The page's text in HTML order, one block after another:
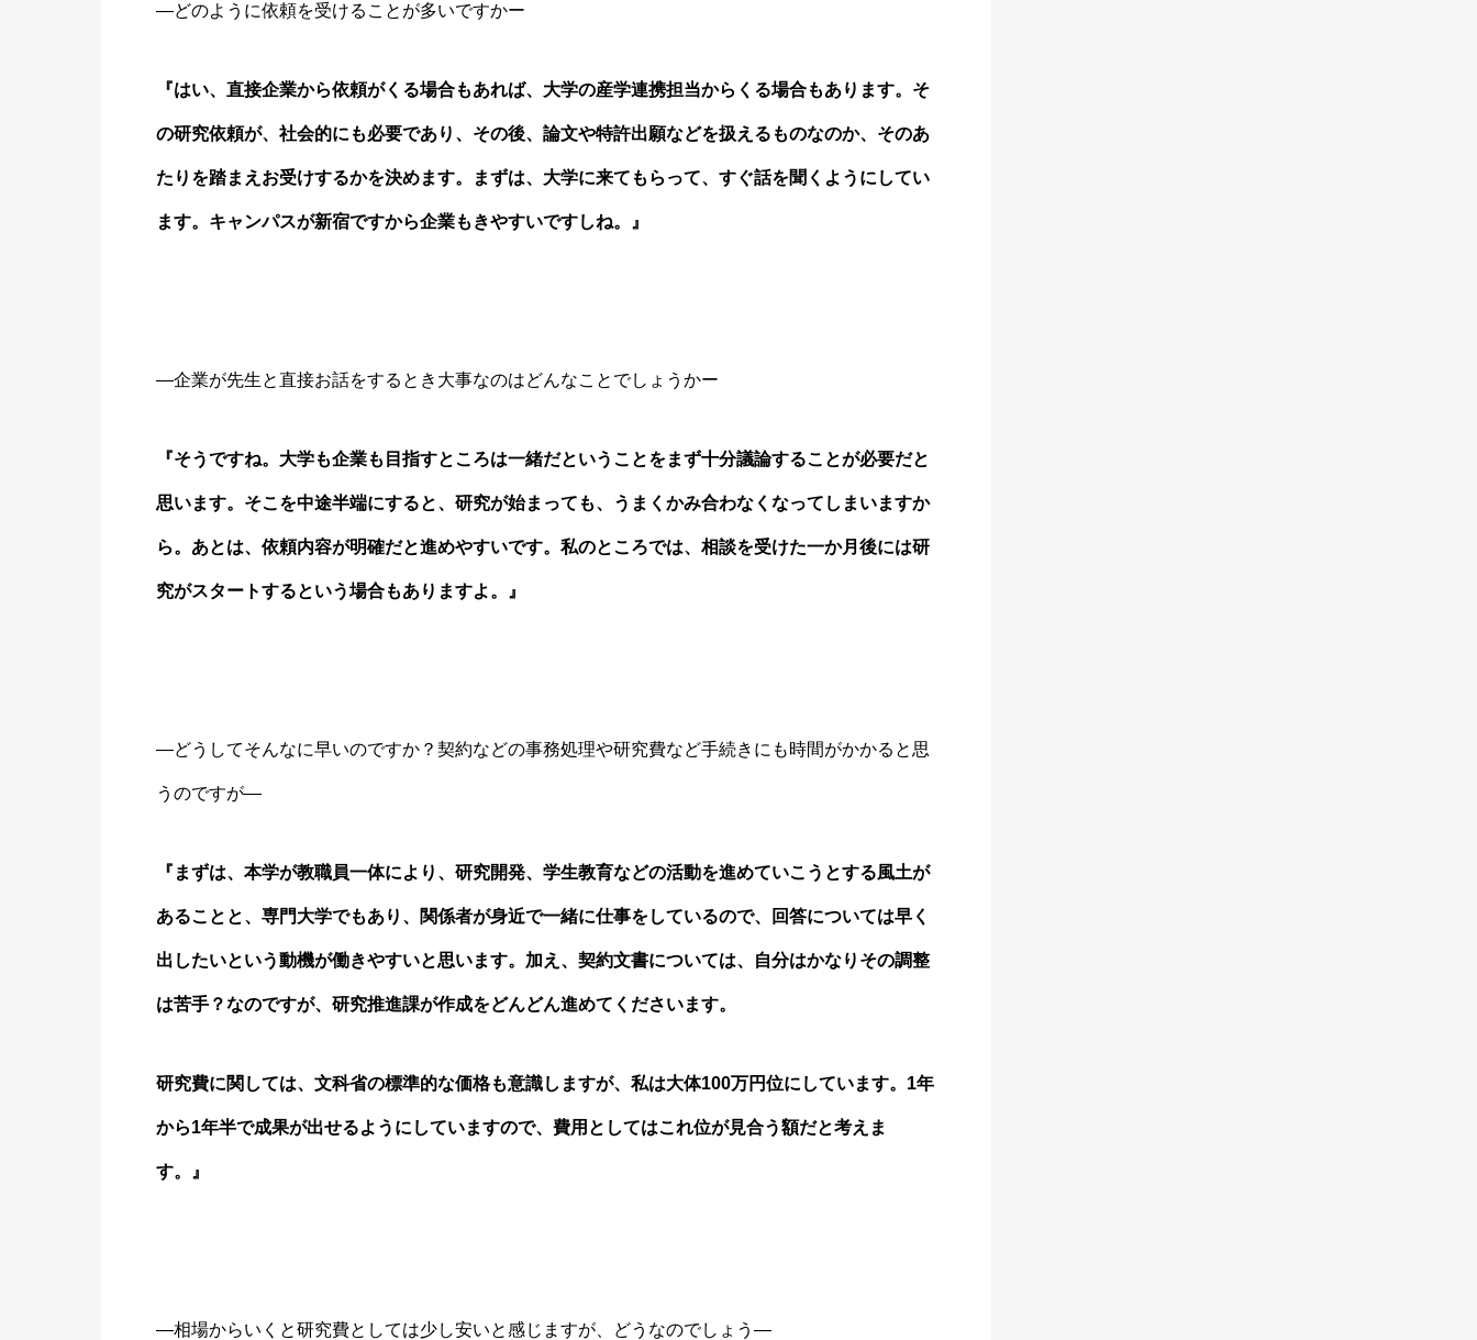
―どのように依頼を受けることが多いですかー
『はい、直接企業から依頼がくる場合もあれば、大学の産学連携担当からくる場合もあります。そ
の研究依頼が、社会的にも必要であり、その後、論文や特許出願などを扱えるものなのか、そのあ
たりを踏まえお受けするかを決めます。まずは、大学に来てもらって、すぐ話を聞くようにしてい
ます。キャンパスが新宿ですから企業もきやすいですしね。』
―企業が先生と直接お話をするとき大事なのはどんなことでしょうかー
『そうですね。大学も企業も目指すところは一緒だということをまず十分議論することが必要だと
思います。そこを中途半端にすると、研究が始まっても、うまくかみ合わなくなってしまいますか
ら。あとは、依頼内容が明確だと進めやすいです。私のところでは、相談を受けた一か月後には研
究がスタートするという場合もありますよ。』
―どうしてそんなに早いのですか？契約などの事務処理や研究費など手続きにも時間がかかると思
うのですが―
『まずは、本学が教職員一体により、研究開発、学生教育などの活動を進めていこうとする風土が
あることと、専門大学でもあり、関係者が身近で一緒に仕事をしているので、回答については早く
出したいという動機が働きやすいと思います。加え、契約文書については、自分はかなりその調整
は苦手？なのですが、研究推進課が作成をどんどん進めてくださいます。
研究費に関しては、文科省の標準的な価格も意識しますが、私は大体100万円位にしています。1年
から1年半で成果が出せるようにしていますので、費用としてはこれ位が見合う額だと考えま
す。』
―相場からいくと研究費としては少し安いと感じますが、どうなのでしょう―